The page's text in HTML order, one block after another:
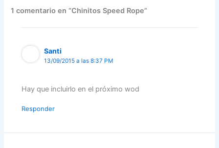
1 comentario en “Chinitos Speed Rope”
Santi
13/09/2015 a las 8:37 PM
Hay que incluirlo en el próximo wod
Responder